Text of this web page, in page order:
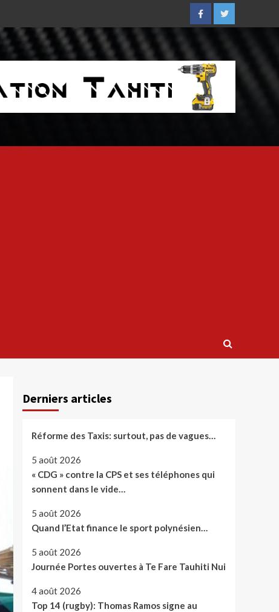
FacebookTwitter
Derniers articles
Réforme des Taxis: surtout, pas de vagues…
5 août 2026
« CDG » contre la CPS et ses téléphones qui
sonnent dans le vide…
5 août 2026
Quand l’Etat finance le sport polynésien…
5 août 2026
Journée Portes ouvertes à Te Fare Tauhiti Nui
4 août 2026
Top 14 (rugby): Thomas Ramos signe au